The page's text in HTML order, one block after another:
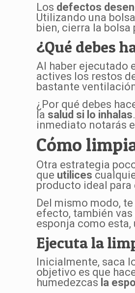
Los defectos
Utilizando una
bien, cierra la
¿Qué debes
Al haber ejecutado
actives los restos
bastante
¿Por qué debes
la salud si lo inhalas
inmediato notarás
Cómo
Otra estrategia
que utilices
producto ideal
Del mismo modo,
efecto, también
esponja como
Ejecuta la
Inicialmente, saca
objetivo es que
humedezcas la